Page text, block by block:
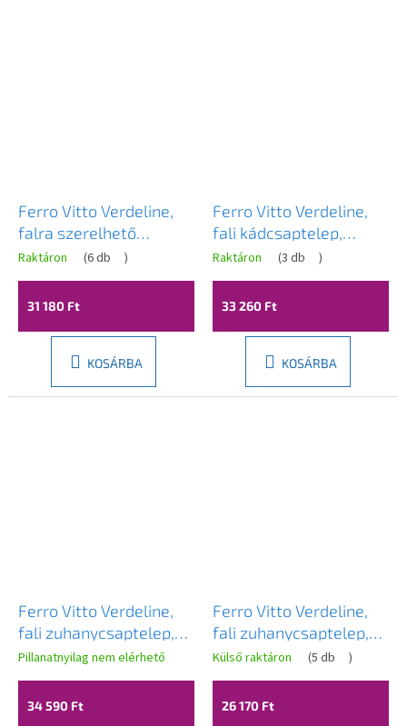
Ferro Vitto Verdeline,
falra szerelhető
kádcsaptelep, fényes
króm, BVI1VL
Raktáron (6 db )
31 180 Ft
KOSÁRBA
Ferro Vitto Verdeline,
fali kádcsaptelep,
fekete matt, BVI1VLBL
Raktáron (3 db )
33 260 Ft
KOSÁRBA
Ferro Vitto Verdeline,
fali zuhanycsaptelep,
arany fényes, BVI7VLG
Pillanatnyilag nem elérhető
34 590 Ft
Ferro Vitto Verdeline,
fali zuhanycsaptelep,
fényes króm, BVI7VL
Külső raktáron (5 db )
26 170 Ft